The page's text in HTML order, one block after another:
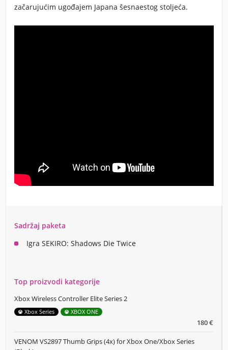
začarujućim ugođajem Japana šesnaestog stoljeća.
Sadržaj paketa
Igra SEKIRO: Shadows Die Twice
Top proizvodi kategorije
180 €
Xbox Wireless Controller Elite Series 2
Xbox Series XBOX ONE
VENOM VS2897 Thumb Grips (4x) for Xbox One/Xbox Series